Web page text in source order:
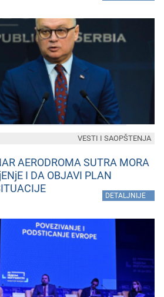
AERODROMA SUTRA MORA
I DA OBJAVI PLAN
DETALJNIJE
VESTI I SAOPŠTENJA